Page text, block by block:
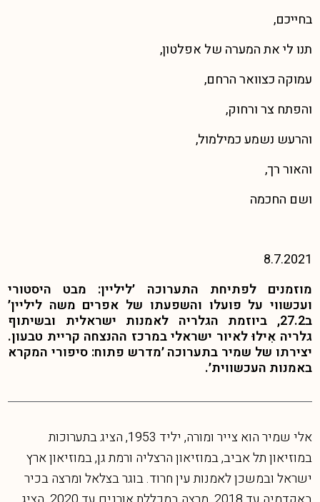
בחייכם,
תנו לי את המערה של אפלטון,
עמוקה כצוואר הרחם,
והפתח צר ורחוק,
והרעש נשמע כמילמול,
והאור רך,
ושם החכמה
8.7.2021
מוזמנים לפתיחת התערוכה ׳ליליין: מבט היסטורי
ועכשווי על פועלו והשפעתו של אפרים משה ליליין׳
ב27.2, ביוזמת הגלריה לאמנות ישראלית ובשיתוף
גלריה אִילוּ לאיור ישראלי במרכז ההנצחה קריית טבעון.
יצירתו של שמיר בתערוכה ׳מדרש פתוח: סיפורי המקרא
באמנות העכשווית׳.
אלי שמיר הוא צייר ומורה, יליד 1953, הציג בתערוכות
במוזיאון תל אביב, במוזיאון הרצליה ורמת גן, במוזיאון ארץ
ישראל ובמשכן לאמנות עין חרוד. בוגר בצלאל ומרצה בכיר